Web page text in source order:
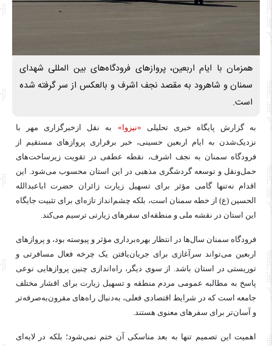
همزمان با ایام اربعین، پروازهای فرودگاه‌های بین المللی شهدای
سمنان و شاهرود به مقصد نجف اشرف و بالعکس از سر گرفته شده
است.
به گزارش پایگاه خبری تحلیلی «نیزوا» به نقل ازخبرگزاری مهر با
نزدیک‌شدن به ایام اربعین حسینی، خبر برقراری پروازهای مستقیم از
فرودگاه سمنان به نجف اشرف، نقطه عطفی در تقویت زیرساخت‌های
حمل‌ونقل و توسعه گردشگری مذهبی در این استان محسوب می‌شود. این
اقدام نه‌تنها گامی مؤثر برای تسهیل زیارت زائران حضرت اباعبدالله
الحسین (ع)از خطه سمنان است، بلکه چشم‌انداز تازه‌ای برای تثبیت جایگاه
این استان در نقشه ملی و منطقه‌ای سفرهای زیارتی ترسیم می‌کند.
فرودگاه سمنان سال‌ها در انتظار بهره‌برداری مؤثر و پیوسته بود، و پروازهای
اربعین می‌تواند سرآغازی برای جریان‌یافتن یک چرخه فعال مسافرتی و
توریستی در استان باشد. از سوی دیگر، راه‌اندازی چنین پروازهایی نوعی
پاسخ به مطالبه عمومی مردم منطقه و تسهیل زیارت برای اقشار مختلف
جامعه است که در شرایط اقتصادی فعلی، به‌دنبال راه‌های مقرون‌به‌صرفه‌تر
و آسان‌تر برای سفرهای معنوی هستند.
اهمیت این تصمیم تنها به بعد مناسکی آن ختم نمی‌شود؛ بلکه در لایه‌ای